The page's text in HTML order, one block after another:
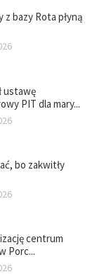
bazy Rota płyną
ustawę
PIT dla mary...
bo zakwitły
centrum
Porc...